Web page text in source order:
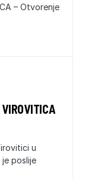
– Otvorenje
u
je poslije